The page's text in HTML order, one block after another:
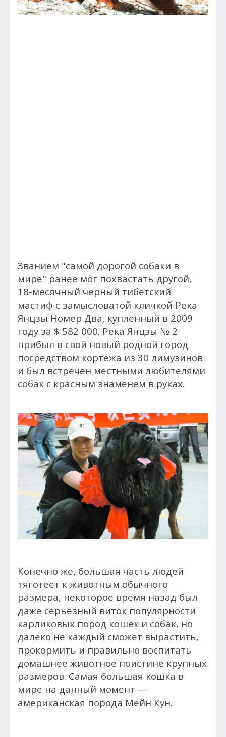
Званием "самой дорогой собаки в
мире" ранее мог похвастать другой,
18-месячный чёрный тибетский
мастиф с замысловатой кличкой Река
Янцзы Номер Два, купленный в 2009
году за $ 582 000. Река Янцзы № 2
прибыл в свой новый родной город
посредством кортежа из 30 лимузинов
и был встречен местными любителями
собак с красным знаменем в руках.
Конечно же, большая часть людей
тяготеет к животным обычного
размера, некоторое время назад был
даже серьёзный виток популярности
карликовых пород кошек и собак, но
далеко не каждый сможет вырастить,
прокормить и правильно воспитать
домашнее животное поистине крупных
размеров. Самая большая кошка в
мире на данный момент —
американская порода Мейн Кун.